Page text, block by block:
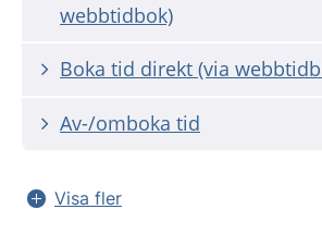
webbtidbok)
Boka tid direkt (via
Av-/omboka tid
Visa fler